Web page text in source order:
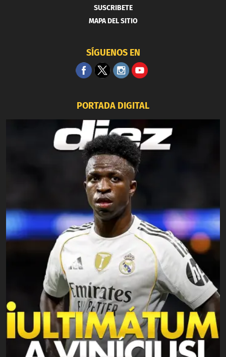
SUSCRIBETE
MAPA DEL SITIO
SÍGUENOS EN
PORTADA DIGITAL